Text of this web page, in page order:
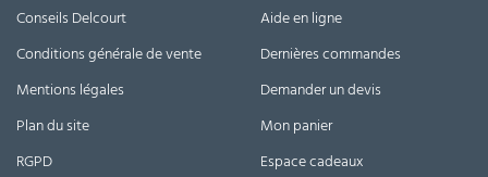
Conseils Delcourt
Conditions générale de vente
Mentions légales
Plan du site
RGPD
Aide en ligne
Dernières commandes
Demander un devis
Mon panier
Espace cadeaux